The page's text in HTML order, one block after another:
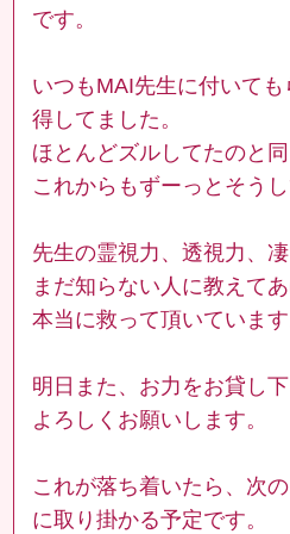
です。
いつもMAI先生に付いて
得してました。
ほとんどズルしてたのと
これからもずーっとそうし
先生の霊視力、透視力、凄
まだ知らない人に教えてあ
本当に救って頂いています
明日また、お力をお貸し下
よろしくお願いします。
これが落ち着いたら、次
に取り掛かる予定です。